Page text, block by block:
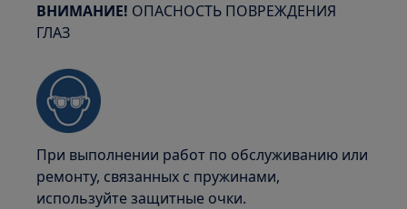
ВНИМАНИЕ! ОПАСНОСТЬ ПОВРЕЖДЕНИЯ
ГЛАЗ
При выполнении работ по обслуживанию или
ремонту, связанных с пружинами,
используйте защитные очки.